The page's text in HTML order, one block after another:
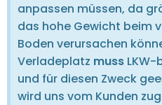
anpassen müssen, da
das hohe Gewicht beim
Boden verursachen
Verladeplatz muss
und für diesen Zweck
wird uns vom Kunden